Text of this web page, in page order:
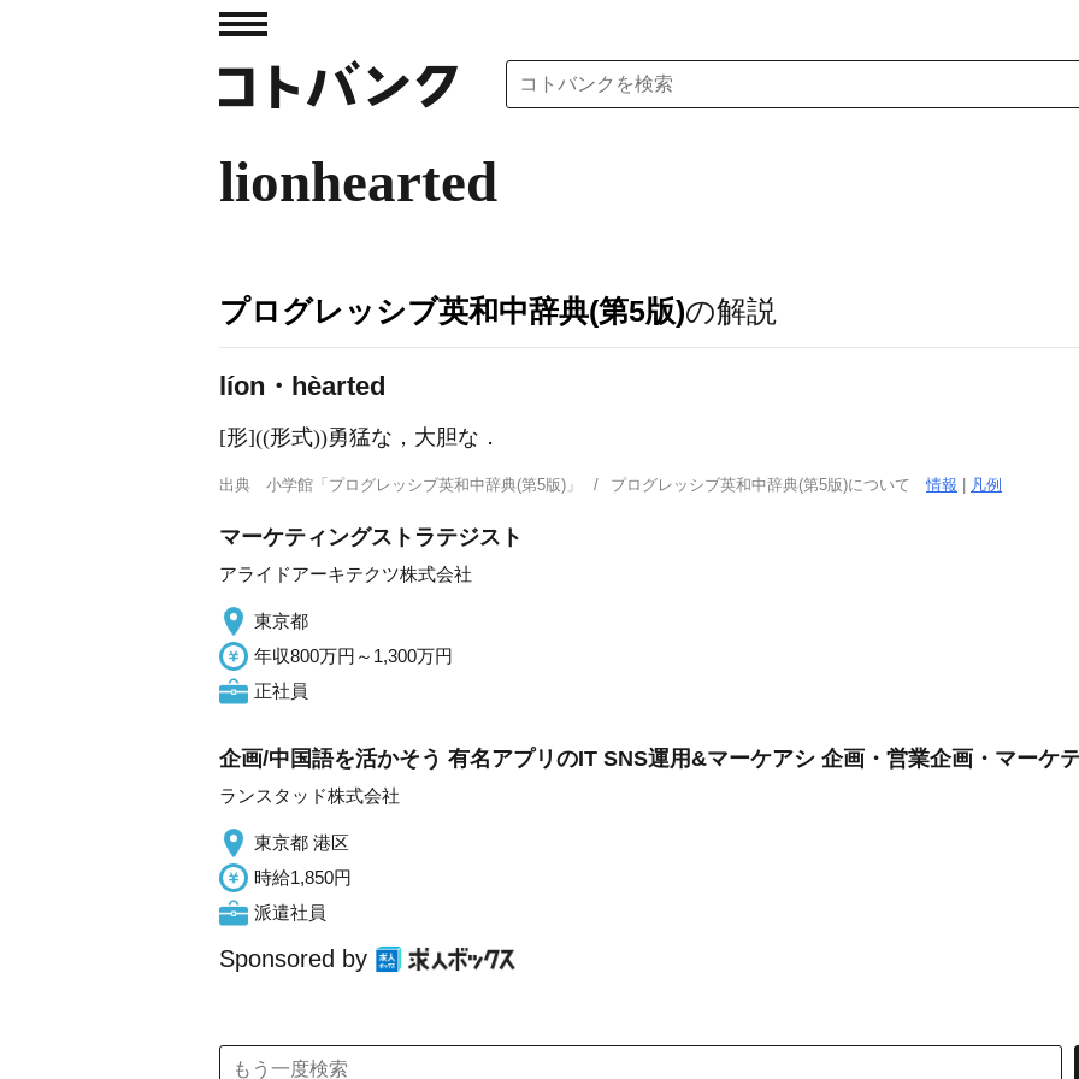
lionhearted
プログレッシブ英和中辞典(第5版)の解説
líon・hèarted
[形]((形式))勇猛な，大胆な ．
出典 小学館「プログレッシブ英和中辞典(第5版)」 プログレッシブ英和中辞典(第5版)について情報 凡例
マーケティングストラテジスト
アライドアーキテクツ株式会社
東京都
年収800万円～1,300万円
正社員
企画/中国語を活かそう 有名アプリのIT SNS運用&マーケアシ 企画・営業企画・マーケ
ランスタッド株式会社
東京都 港区
時給1,850円
派遣社員
Sponsored by